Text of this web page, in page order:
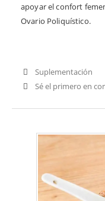
apoyar el confort
Ovario Poliquístico.
Suplementación
Sé el primero en